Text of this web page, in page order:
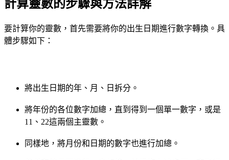
計算靈數的步驟與方法詳解
要計算你的靈數，首先需要將你的出生日期進行數字轉換。具
體步驟如下：
將出生日期的年、月、日拆分。
將年份的各位數字加總，直到得到一個單一數字，或是
11、22這兩個主靈數。
同樣地，將月份和日期的數字也進行加總。